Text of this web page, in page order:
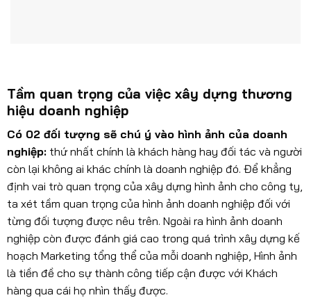
Tầm quan trọng của việc xây dựng thương
hiệu doanh nghiệp
Có 02 đối tượng sẽ chú ý vào hình ảnh của doanh
nghiệp:thứ nhất chính là khách hàng hay đối tác và người
còn lại không ai khác chính là doanh nghiệp đó. Để khẳng
định vai trò quan trọng của xây dựng hình ảnh cho công ty,
ta xét tầm quan trọng của hình ảnh doanh nghiệp đối với
từng đối tượng được nêu trên. Ngoài ra hình ảnh doanh
nghiệp còn được đánh giá cao trong quá trình xây dựng kế
hoạch Marketing tổng thể của mỗi doanh nghiệp, Hình ảnh
là tiền đề cho sự thành công tiếp cận được với Khách
hàng qua cái họ nhìn thấy được.